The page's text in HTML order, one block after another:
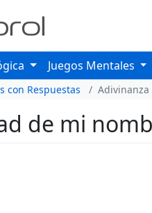
Juegos Mentales
con Respuestas Adivinanza
de mi